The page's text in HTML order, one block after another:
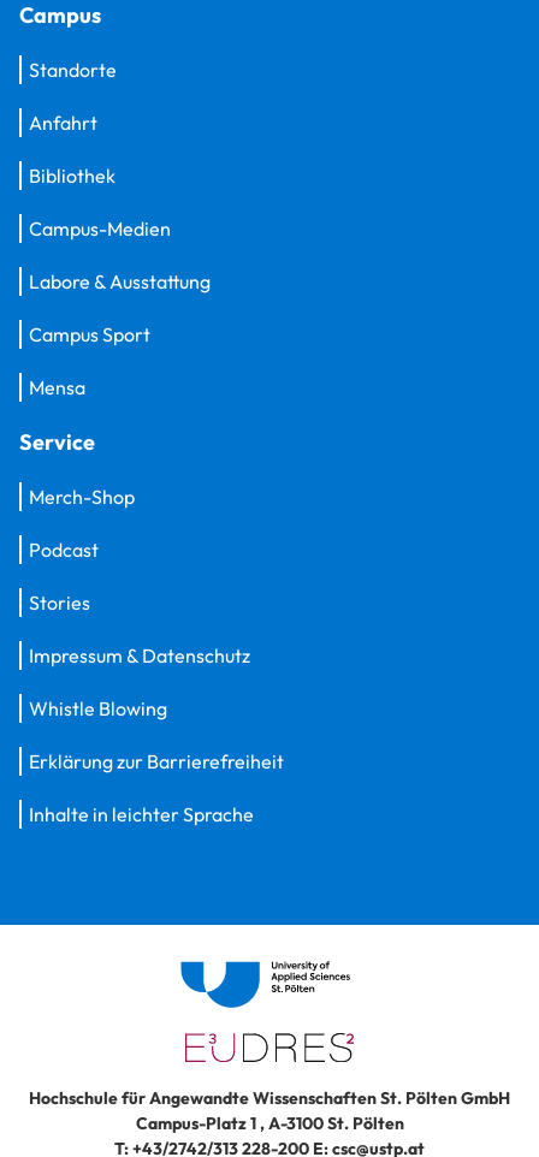
Campus
Standorte
Anfahrt
Bibliothek
Campus-Medien
Labore & Ausstattung
Campus Sport
Mensa
Service
Merch-Shop
Podcast
Stories
Impressum & Datenschutz
Whistle Blowing
Erklärung zur Barrierefreiheit
Inhalte in leichter Sprache
Hochschule für Angewandte Wissenschaften St. Pölten GmbH
Campus-Platz 1,A-3100St. Pölten
T:+43/2742/313 228-200 E:csc@ustp.at